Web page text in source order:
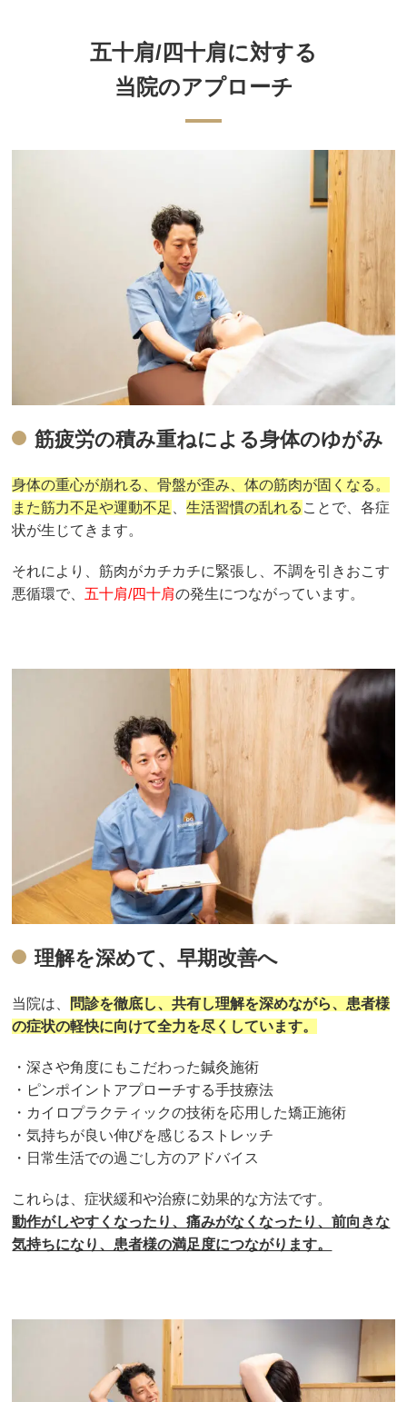
五十肩/四十肩に対する
当院のアプローチ
筋疲労の積み重ねによる身体のゆがみ
身体の重心が崩れる、骨盤が歪み、体の筋肉が固くなる。
また筋力不足や運動不足
、生活習慣の乱れる ことで、各症
状が生じてきます。
それにより、筋肉がカチカチに緊張し、不調を引きおこす
悪循環で、 五十肩/四十肩の発生につながっています。
理解を深めて、早期改善へ
当院は、 問診を徹底し、共有し理解を深めながら、患者様
の症状の軽快に向けて全力を尽くしています。
・深さや角度にもこだわった鍼灸施術
・ピンポイントアプローチする手技療法
・カイロプラクティックの技術を応用した矯正施術
・気持ちが良い伸びを感じるストレッチ
・日常生活での過ごし方のアドバイス
これらは、症状緩和や治療に効果的な方法です。
動作がしやすくなったり、痛みがなくなったり、前向きな
気持ちになり、患者様の満足度につながります。